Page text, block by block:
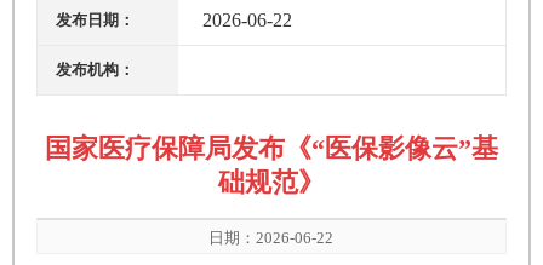
发布日期： 2026-06-22
发布机构：
国家医疗保障局发布《“医保影像云”基
础规范》
日期：2026-06-22